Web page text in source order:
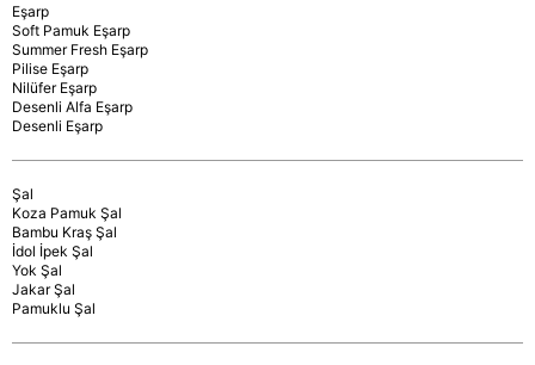
Eşarp
Soft Pamuk Eşarp
Summer Fresh Eşarp
Pilise Eşarp
Nilüfer Eşarp
Desenli Alfa Eşarp
Desenli Eşarp
Şal
Koza Pamuk Şal
Bambu Kraş Şal
İdol İpek Şal
Yok Şal
Jakar Şal
Pamuklu Şal